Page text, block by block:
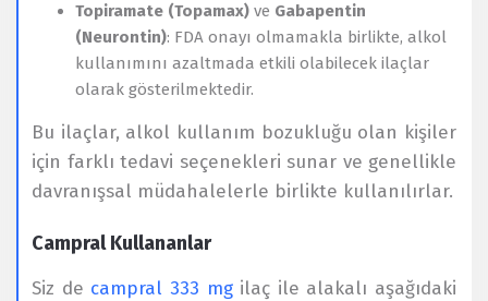
Topiramate (Topamax) ve Gabapentin
(Neurontin): FDA onayı olmamakla birlikte, alkol
kullanımını azaltmada etkili olabilecek ilaçlar
olarak gösterilmektedir.
Bu ilaçlar, alkol kullanım bozukluğu olan kişiler
için farklı tedavi seçenekleri sunar ve genellikle
davranışsal müdahalelerle birlikte kullanılırlar.
Campral Kullananlar
Siz de campral 333 mgilaç ile alakalı aşağıdaki